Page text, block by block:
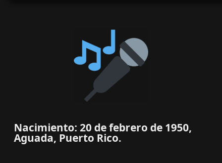
Nacimiento: 20 de febrero de 1950,
Aguada, Puerto Rico.